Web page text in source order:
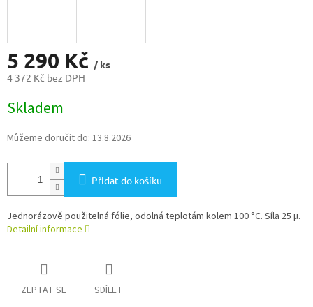
5 290 Kč / ks
4 372 Kč bez DPH
cena:
Skladem
Můžeme doručit do: 13.8.2026
Přidat do košíku
Jednorázově použitelná fólie, odolná teplotám kolem 100 °C. Síla 25 µ.
Detailní informace
ZEPTAT SE SDÍLET